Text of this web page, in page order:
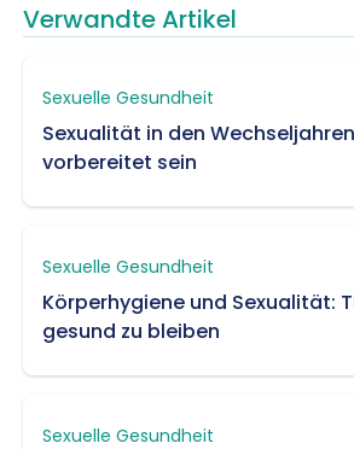
Verwandte Artikel
Sexuelle Gesundheit
Sexualität in den
vorbereitet sein
Sexuelle Gesundheit
Körperhygiene und Sexualität:
gesund zu bleiben
Sexuelle Gesundheit